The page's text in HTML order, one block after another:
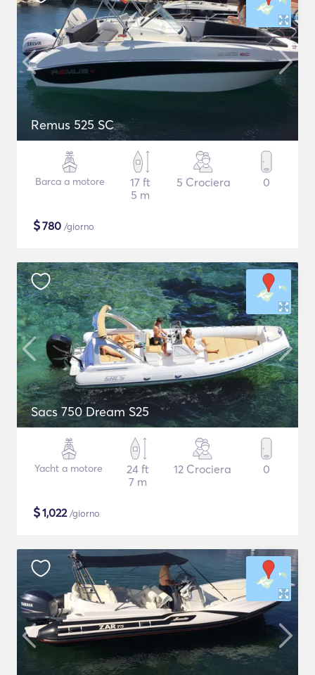
Remus 525 SC
Barca a motore
17 ft
5 m
5 Crociera 0
$780 /giorno
Sacs 750 Dream S25
Yacht a motore
24 ft
7 m
12 Crociera 0
$1,022/giorno